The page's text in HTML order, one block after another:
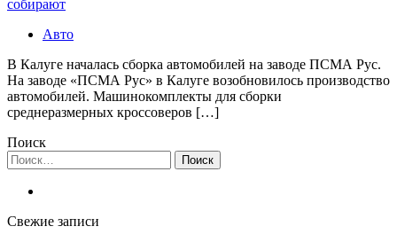
собирают
Авто
В Калуге началась сборка автомобилей на заводе ПСМА Рус.
На заводе «ПСМА Рус» в Калуге возобновилось производство
автомобилей. Машинокомплекты для сборки
среднеразмерных кроссоверов […]
Поиск
Найти:
Свежие записи